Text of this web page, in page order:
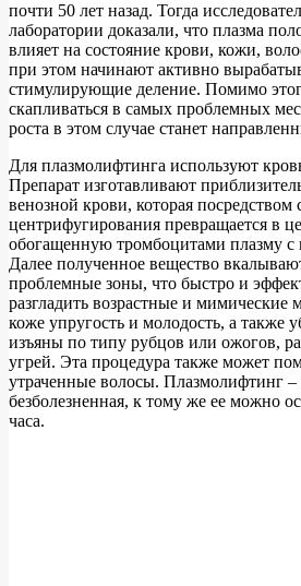
почти 50 лет назад. Тогда
лаборатории доказали, что плазма
влияет на состояние крови, кожи,
при этом начинают активно
стимулирующие деление. Помимо
скапливаться в самых проблемных
роста в этом случае станет
Для плазмолифтинга используют
Препарат изготавливают
венозной крови, которая посредством
центрифугирования превращается в
обогащенную тромбоцитами плазму с
Далее полученное вещество
проблемные зоны, что быстро и
разгладить возрастные и мимические
коже упругость и молодость, а также
изъяны по типу рубцов или ожогов,
угрей. Эта процедура также может
утраченные волосы. Плазмолифтинг –
безболезненная, к тому же ее можно
часа.